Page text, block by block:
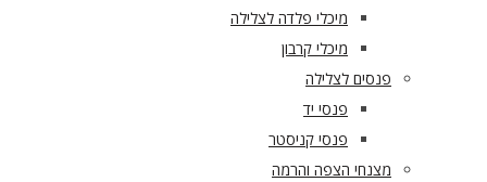
מיכלי פלדה לצלילה
מיכלי קרבון
פנסים לצלילה
פנסי יד
פנסי קניסטר
מצנחי הצפה והרמה